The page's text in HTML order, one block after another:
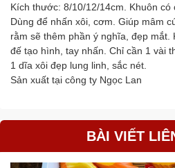
Kích thước: 8/10/12/14cm. Khuôn có
Dùng để nhấn xôi, cơm. Giúp mâm
rằm sẽ thêm phần ý nghĩa, đẹp mắt.
đế tạo hình, tay nhấn. Chỉ cần 1 vài
1 dĩa xôi đẹp lung linh, sắc nét.
Sản xuất tại công ty Ngọc Lan
BÀI VIẾT